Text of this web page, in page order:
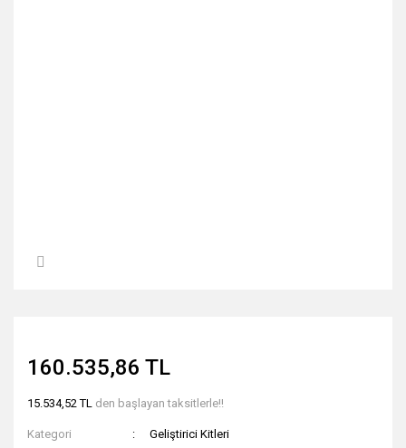
160.535,86 TL
15.534,52 TL den başlayan taksitlerle!!
Kategori
Geliştirici Kitleri